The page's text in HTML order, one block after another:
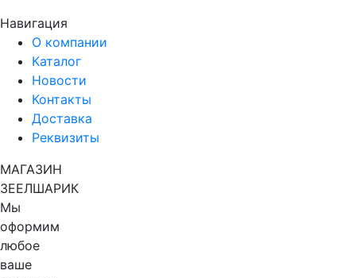
Навигация
О компании
Каталог
Новости
Контакты
Доставка
Реквизиты
МАГАЗИН
ЗЕЕЛШАРИК
Мы
оформим
любое
ваше